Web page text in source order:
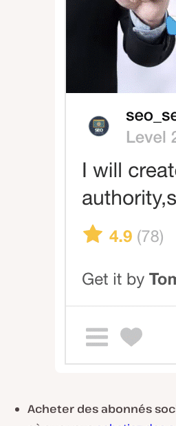
Acheter des abonnés